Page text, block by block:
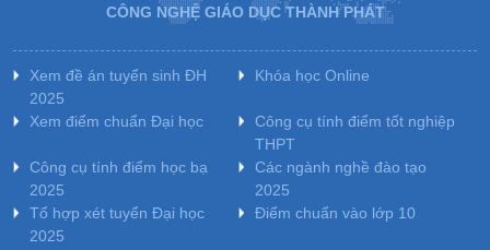
CÔNG NGHỆ GIÁO DỤC THÀNH PHÁT
Xem đề án tuyển sinh ĐH
2025
Khóa học Online
Xem điểm chuẩn Đại học
Công cụ tính điểm tốt nghiệp
THPT
Công cụ tính điểm học bạ
2025
Các ngành nghề đào tạo
2025
Tổ hợp xét tuyển Đại học
2025
Điểm chuẩn vào lớp 10